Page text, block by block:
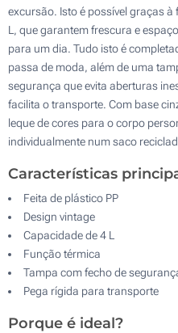
excursão. Isto é possível graças
L, que garantem frescura e
para um dia. Tudo isto é
passa de moda, além de uma
segurança que evita aberturas
facilita o transporte. Com base
leque de cores para o corpo
individualmente num saco
Características
Feita de plástico PP
Design vintage
Capacidade de 4 L
Função térmica
Tampa com fecho de
Pega rígida para transporte
Porque é ideal?